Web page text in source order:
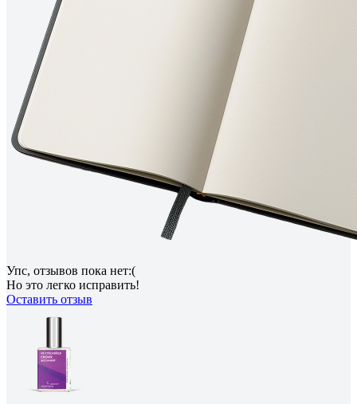
Упс, отзывов пока нет:(
Но это легко исправить!
Оставить отзыв